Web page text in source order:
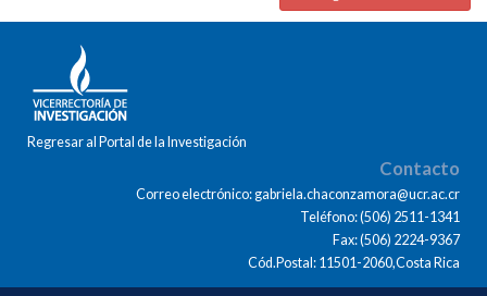
Regresar al Portal de la Investigación
Contacto
Correo electrónico: gabriela.chaconzamora@ucr.ac.cr
Teléfono: (506) 2511-1341
Fax: (506) 2224-9367
Cód.Postal: 11501-2060,Costa Rica